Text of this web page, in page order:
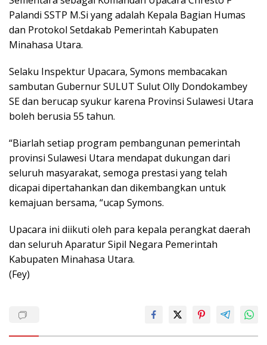
Palandi SSTP M.Si yang adalah Kepala Bagian Humas
dan Protokol Setdakab Pemerintah Kabupaten
Minahasa Utara.
Selaku Inspektur Upacara, Symons membacakan
sambutan Gubernur SULUT Sulut Olly Dondokambey
SE dan berucap syukur karena Provinsi Sulawesi Utara
boleh berusia 55 tahun.
“Biarlah setiap program pembangunan pemerintah
provinsi Sulawesi Utara mendapat dukungan dari
seluruh masyarakat, semoga prestasi yang telah
dicapai dipertahankan dan dikembangkan untuk
kemajuan bersama, “ucap Symons.
Upacara ini diikuti oleh para kepala perangkat daerah
dan seluruh Aparatur Sipil Negara Pemerintah
Kabupaten Minahasa Utara.
(Fey)